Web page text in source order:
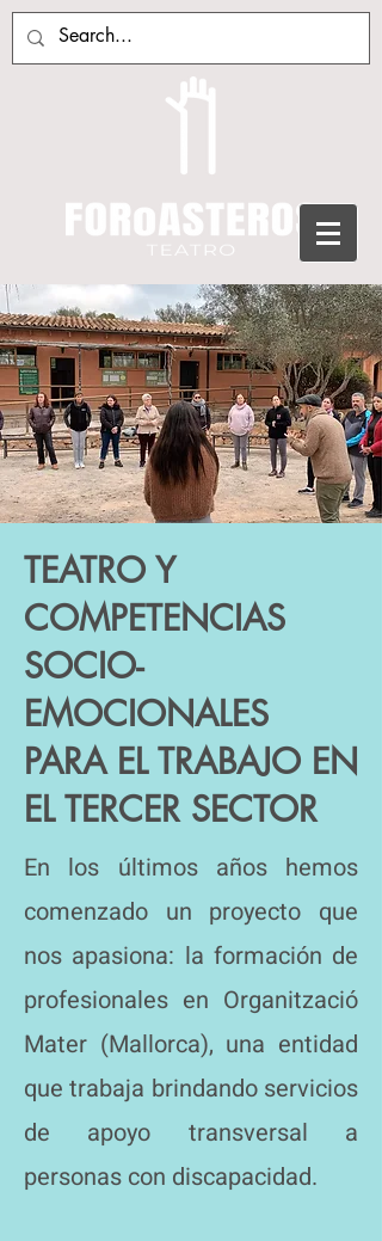
TEATRO Y
COMPETENCIAS
SOCIO-
EMOCIONALES
PARA EL TRABAJO EN
EL TERCER SECTOR
En los últimos años hemos
comenzado un proyecto que
nos apasiona: la formación de
profesionales en Organització
Mater (Mallorca), una entidad
que trabaja brindando servicios
de apoyo transversal a
personas con discapacidad.